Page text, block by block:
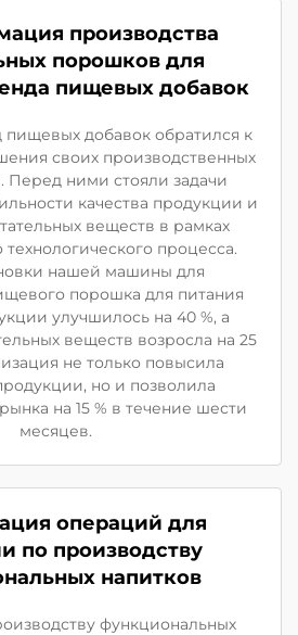
производства
порошков для
пищевых добавок
добавок обратился к
своих производственных
Перед ними стояли задачи
качества продукции и
веществ в рамках
процесса.
нашей машины для
порошка для питания
улучшилось на 40 %, а
веществ возросла на 25
не только повысила
но и позволила
на 15 % в течение шести
месяцев.
операций для
по производству
напитков
функциональных